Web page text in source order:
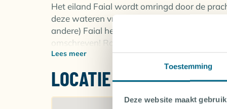
Toestemming
Deze website maakt
veiligheidsvoorzieningen zoals meerdere
luistert naar de naam ‘Lioti’, is voorzien van
is een Aqualung Partner center en 5-sterren
Het eiland Faial wordt omringd door de
deze wateren vrij onbekend: wanneer men
andere) Faial heeft bezocht, worden deze
omschreven! Rond Faial zijn diverse
Entre Montes is een kalme, afgeschermde
allemaal! Wanneer je vertrekt vanuit het
Lees meer
LOCATIE